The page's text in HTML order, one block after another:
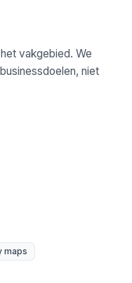
vakgebied. We
niet
maps